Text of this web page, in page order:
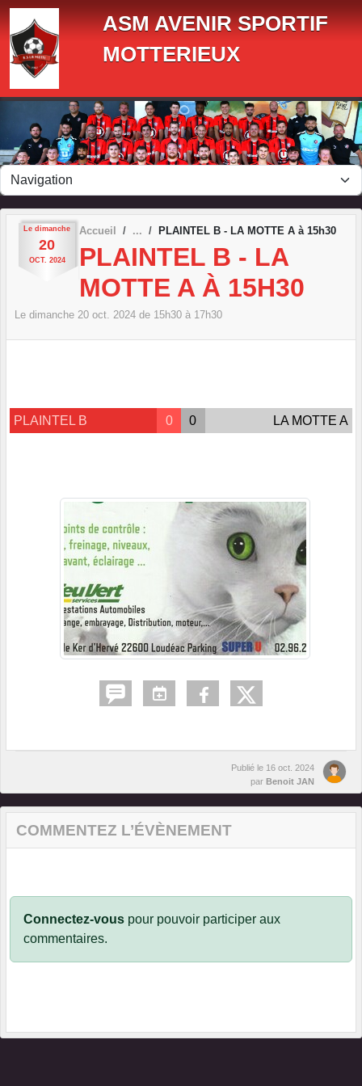
ASM AVENIR SPORTIF
MOTTERIEUX
Le dimanche
20
OCT. 2024
Accueil PLAINTEL B - LA MOTTE A à 15h30
PLAINTEL B - LA
MOTTE A À 15H30
Le dimanche 20 oct. 2024 de 15h30 à 17h30
PLAINTEL B 0 0 LA MOTTE A
Publié le 16 oct. 2024
par Benoit JAN
COMMENTEZ L’ÉVÈNEMENT
Connectez-vous pour pouvoir participer aux
commentaires.
Panneau de gestion des cookies